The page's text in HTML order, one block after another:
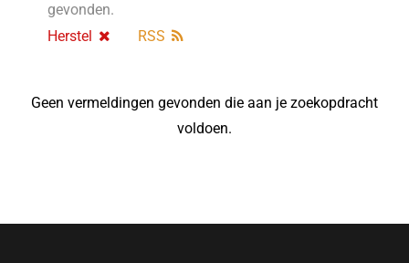
gevonden.
Herstel
RSS
Geen vermeldingen gevonden die aan je zoekopdracht
voldoen.